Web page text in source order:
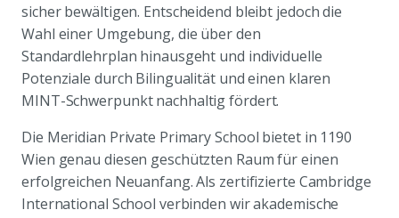
sicher bewältigen. Entscheidend bleibt jedoch die
Wahl einer Umgebung, die über den
Standardlehrplan hinausgeht und individuelle
Potenziale durch Bilingualität und einen klaren
MINT-Schwerpunkt nachhaltig fördert.
Die Meridian Private Primary School bietet in 1190
Wien genau diesen geschützten Raum für einen
erfolgreichen Neuanfang. Als zertifizierte Cambridge
International School verbinden wir akademische